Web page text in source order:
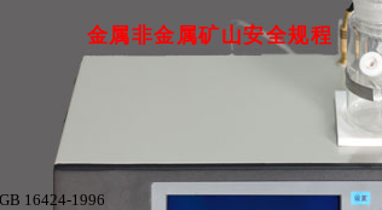
金属非金属矿山安全规程
16424-1996